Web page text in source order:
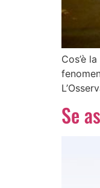
Cos’è
Se